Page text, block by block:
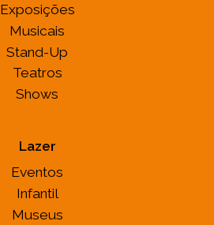
Exposições
Musicais
Stand-Up
Teatros
Shows
Lazer
Eventos
Infantil
Museus